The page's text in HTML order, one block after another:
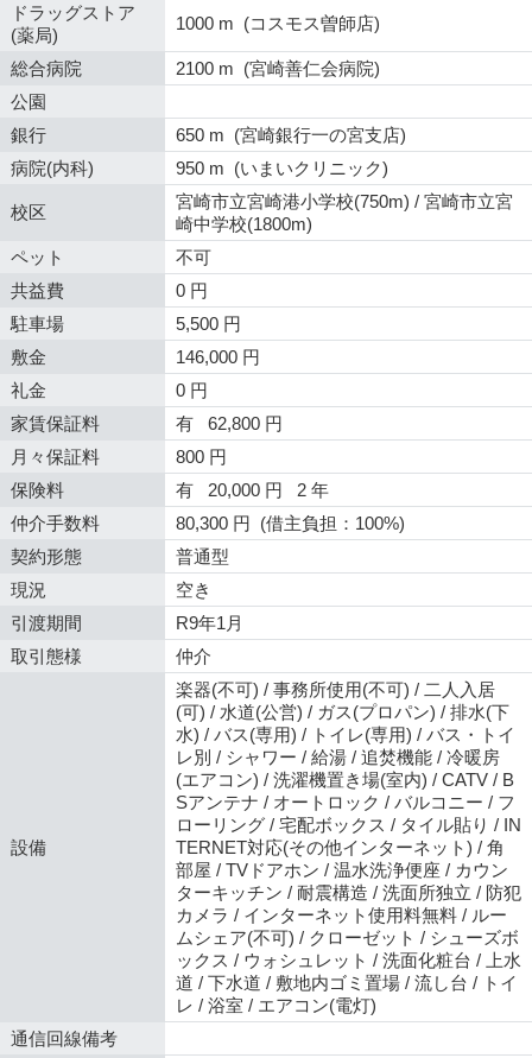
ドラッグストア
(薬局)
1000 m (コスモス曽師店)
総合病院
2100 m (宮崎善仁会病院)
公園
銀行
650 m (宮崎銀行一の宮支店)
病院(内科)
950 m (いまいクリニック)
校区
宮崎市立宮崎港小学校(750m) / 宮崎市立宮
崎中学校(1800m)
ペット
不可
共益費
0 円
駐車場
5,500 円
敷金
146,000 円
礼金
0 円
家賃保証料
有 62,800 円
月々保証料
800 円
保険料
有 20,000 円 2 年
仲介手数料
80,300 円 (借主負担：100%)
契約形態
普通型
現況
空き
引渡期間
R9年1月
取引態様
仲介
設備
楽器(不可) / 事務所使用(不可) / 二人入居
(可) / 水道(公営) / ガス(プロパン) / 排水(下
水) / バス(専用) / トイレ(専用) / バス・トイ
レ別 / シャワー / 給湯 / 追焚機能 / 冷暖房
(エアコン) / 洗濯機置き場(室内) / CATV / B
Sアンテナ / オートロック / バルコニー / フ
ローリング / 宅配ボックス / タイル貼り / IN
TERNET対応(その他インターネット) / 角
部屋 / TVドアホン / 温水洗浄便座 / カウン
ターキッチン / 耐震構造 / 洗面所独立 / 防犯
カメラ / インターネット使用料無料 / ルー
ムシェア(不可) / クローゼット / シューズボ
ックス / ウォシュレット / 洗面化粧台 / 上水
道 / 下水道 / 敷地内ゴミ置場 / 流し台 / トイ
レ / 浴室 / エアコン(電灯)
通信回線備考